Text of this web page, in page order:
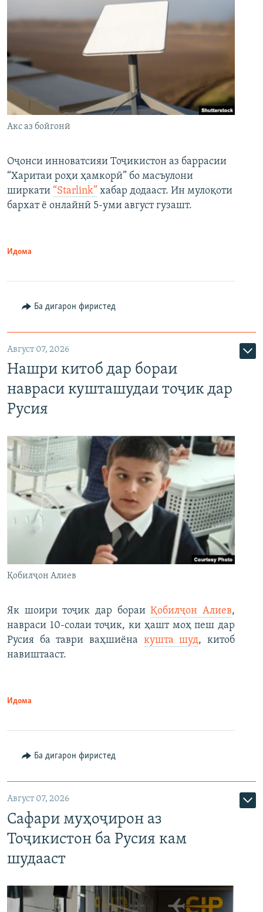
Акс аз бойгонӣ
Оҷонси инноватсияи Тоҷикистон аз баррасии
“Харитаи роҳи ҳамкорӣ” бо масъулони
ширкати “Starlink” хабар додааст. Ин мулоқоти
бархат ё онлайнӣ 5-уми август гузашт.
Идома
Ба дигарон фиристед
Август 07, 2026
Нашри китоб дар бораи
навраси кушташудаи тоҷик дар
Русия
Қобилҷон Алиев
Як шоири тоҷик дар бораиҚобилҷон Алиев,
навраси 10-солаи тоҷик, ки ҳашт моҳ пеш дар
Русия ба таври ваҳшиёна кушта шуд, китоб
навиштааст.
Идома
Ба дигарон фиристед
Август 07, 2026
Сафари муҳоҷирон аз
Тоҷикистон ба Русия кам
шудааст